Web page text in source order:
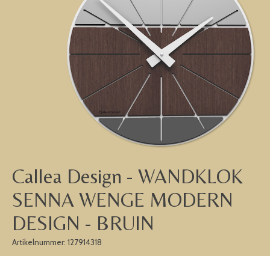
Callea Design - WANDKLOK
SENNA WENGE MODERN
DESIGN - BRUIN
Artikelnummer: 127914318